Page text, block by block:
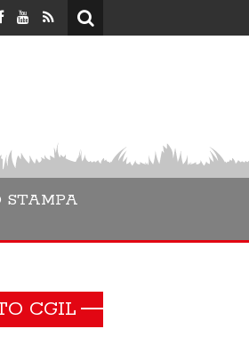
STAMPA
CGIL